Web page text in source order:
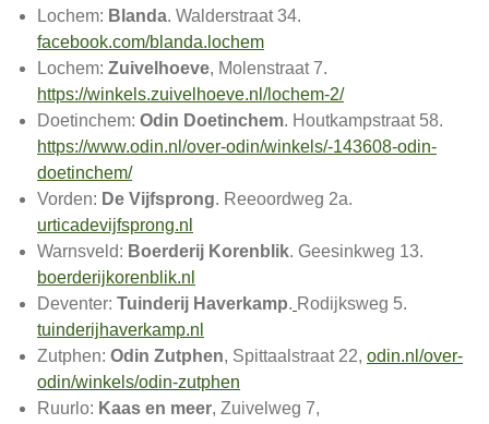
Lochem: Blanda. Walderstraat 34.
facebook.com/blanda.lochem
Lochem: Zuivelhoeve, Molenstraat 7.
https://winkels.zuivelhoeve.nl/lochem-2/
Doetinchem: Odin Doetinchem. Houtkampstraat 58.
https://www.odin.nl/over-odin/winkels/-143608-odin-
doetinchem/
Vorden: De Vijfsprong. Reeoordweg 2a.
urticadevijfsprong.nl
Warnsveld: Boerderij Korenblik. Geesinkweg 13.
boerderijkorenblik.nl
Deventer: Tuinderij Haverkamp. Rodijksweg 5.
tuinderijhaverkamp.nl
Zutphen: Odin Zutphen, Spittaalstraat 22, odin.nl/over-
odin/winkels/odin-zutphen
Ruurlo: Kaas en meer, Zuivelweg 7,